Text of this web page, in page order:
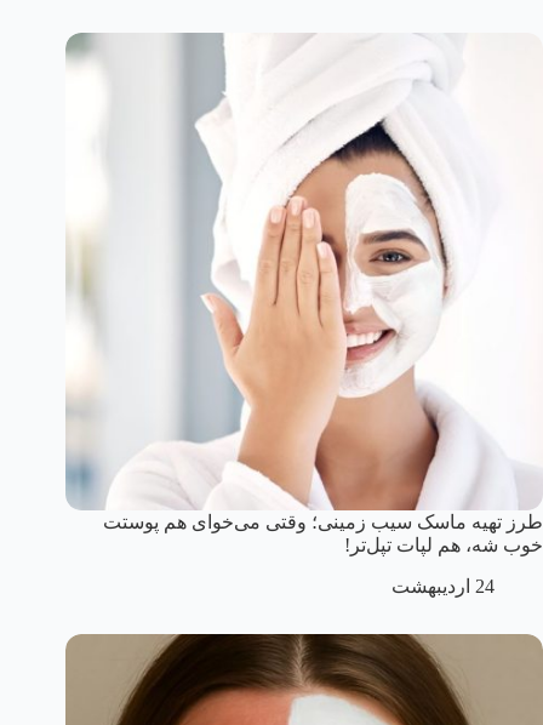
طرز تهیه ماسک سیب زمینی؛ وقتی می‌خوای هم پوستت
خوب شه، هم لپات تپل‌تر!
24 اردیبهشت